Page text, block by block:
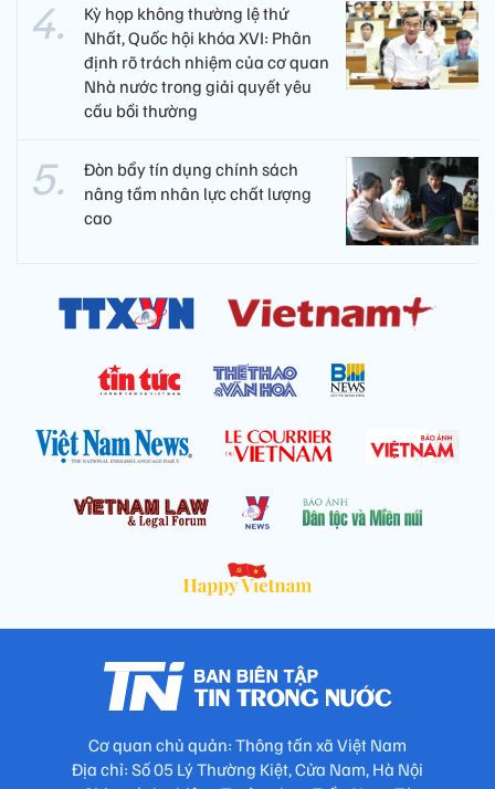
Kỳ họp không thường lệ thứ
Nhất, Quốc hội khóa XVI: Phân
định rõ trách nhiệm của cơ quan
Nhà nước trong giải quyết yêu
cầu bồi thường
Đòn bẩy tín dụng chính sách
nâng tầm nhân lực chất lượng
cao
Cơ quan chủ quản: Thông tấn xã Việt Nam
Địa chỉ: Số 05 Lý Thường Kiệt, Cửa Nam, Hà Nội